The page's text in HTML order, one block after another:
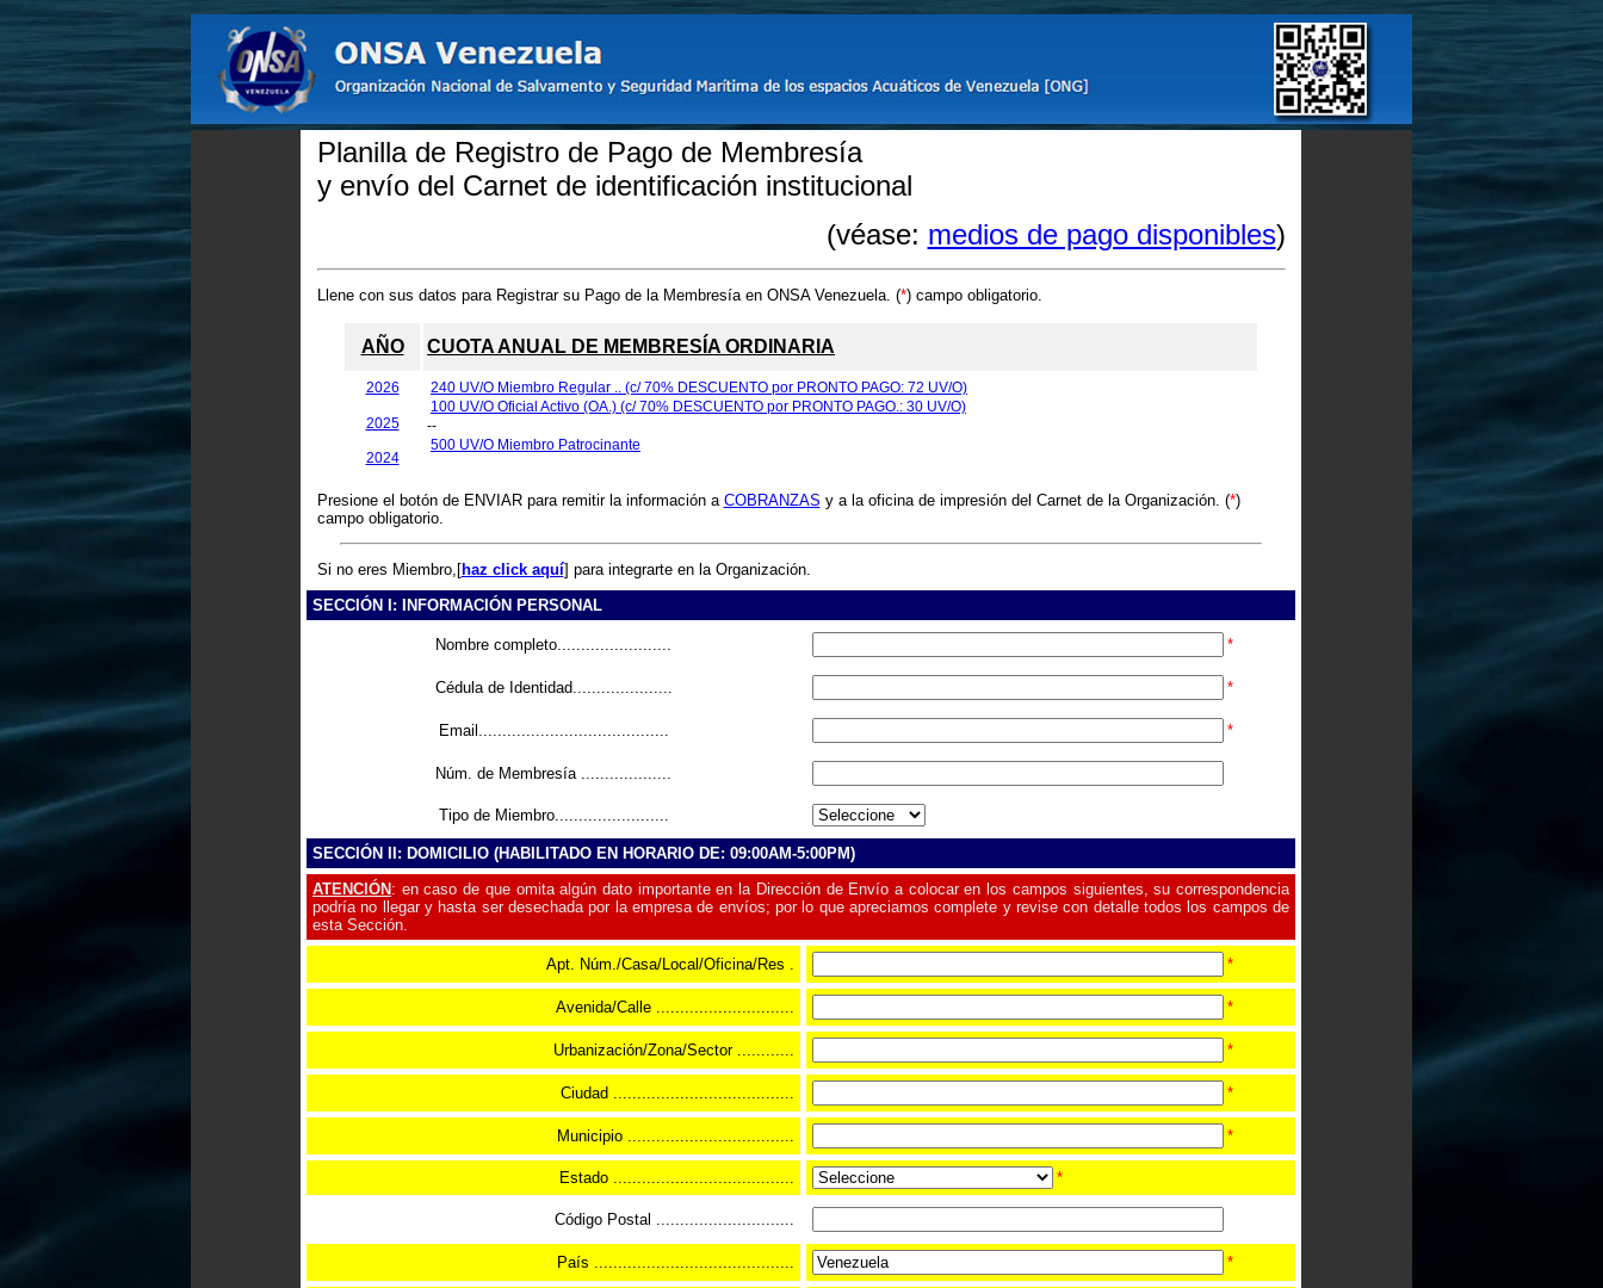
Planilla de Registro de Pago de Membresía
y envío del Carnet de identificación institucional
(véase: medios de pago disponibles)
Llene con sus datos para Registrar su Pago de la Membresía en ONSA Venezuela. (*) campo obligatorio.
AÑO CUOTA ANUAL DE MEMBRESÍA ORDINARIA
2026
2025
2024
240 UV/O Miembro Regular .. (c/ 70% DESCUENTO por PRONTO PAGO: 72 UV/O)
100 UV/O Oficial Activo (OA.) (c/ 70% DESCUENTO por PRONTO PAGO.: 30 UV/O)
--
500 UV/O Miembro Patrocinante
Presione el botón de ENVIAR para remitir la información a COBRANZAS y a la oficina de impresión del Carnet de la Organización. (*)
campo obligatorio.
Si no eres Miembro,[haz click aquí] para integrarte en la Organización.
SECCIÓN I: INFORMACIÓN PERSONAL
Nombre completo........................ *
Cédula de Identidad..................... *
Email........................................ *
Núm. de Membresía ...................
Tipo de Miembro........................
SECCIÓN II: DOMICILIO (HABILITADO EN HORARIO DE: 09:00AM-5:00PM)
ATENCIÓN : en caso de que omita algún dato importante en la Dirección de Envío a colocar en los campos siguientes, su correspondencia
podría no llegar y hasta ser desechada por la empresa de envíos; por lo que apreciamos complete y revise con detalle todos los campos de
esta Sección.
Apt. Núm./Casa/Local/Oficina/Res . *
Avenida/Calle ............................. *
Urbanización/Zona/Sector ............ *
Ciudad ...................................... *
Municipio ................................... *
Estado ...................................... *
Código Postal .............................
País .......................................... *